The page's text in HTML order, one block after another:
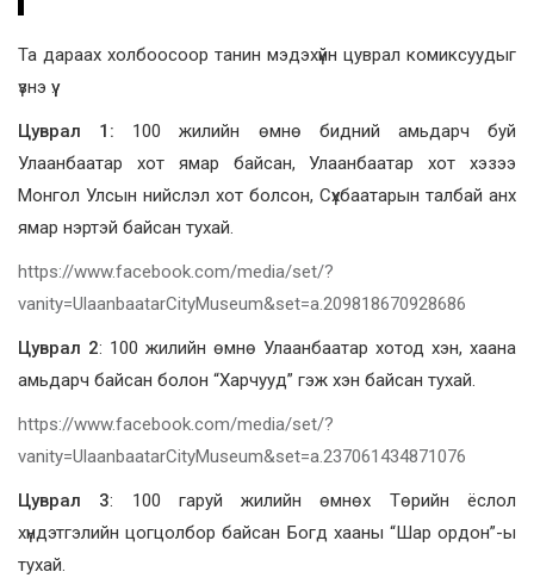
Та дараах холбоосоор танин мэдэхүйн цуврал комиксуудыг
үзнэ үү.
Цуврал 1: 100 жилийн өмнө бидний амьдарч буй
Улаанбаатар хот ямар байсан, Улаанбаатар хот хэзээ
Монгол Улсын нийслэл хот болсон, Сүхбаатарын талбай анх
ямар нэртэй байсан тухай.
https://www.facebook.com/media/set/?
vanity=UlaanbaatarCityMuseum&set=a.209818670928686
Цуврал 2: 100 жилийн өмнө Улаанбаатар хотод хэн, хаана
амьдарч байсан болон “Харчууд” гэж хэн байсан тухай.
https://www.facebook.com/media/set/?
vanity=UlaanbaatarCityMuseum&set=a.237061434871076
Цуврал 3: 100 гаруй жилийн өмнөх Төрийн ёслол
хүндэтгэлийн цогцолбор байсан Богд хааны “Шар ордон”-ы
тухай.